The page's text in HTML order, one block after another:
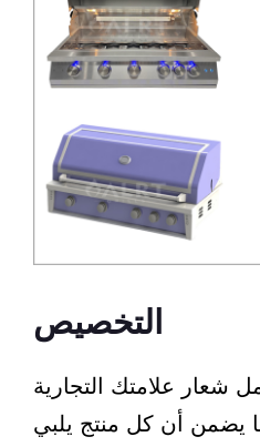
التخصيص
شعار علامتك التجارية
يضمن أن كل منتج يلبي